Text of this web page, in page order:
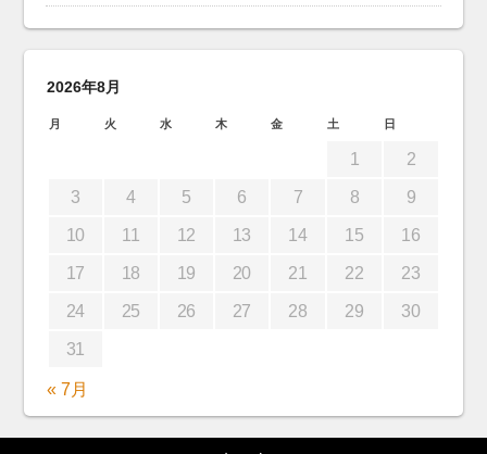
2026年8月
月 火 水 木 金 土 日
1 2
3 4 5 6 7 8 9
10 11 12 13 14 15 16
17 18 19 20 21 22 23
24 25 26 27 28 29 30
31
« 7月